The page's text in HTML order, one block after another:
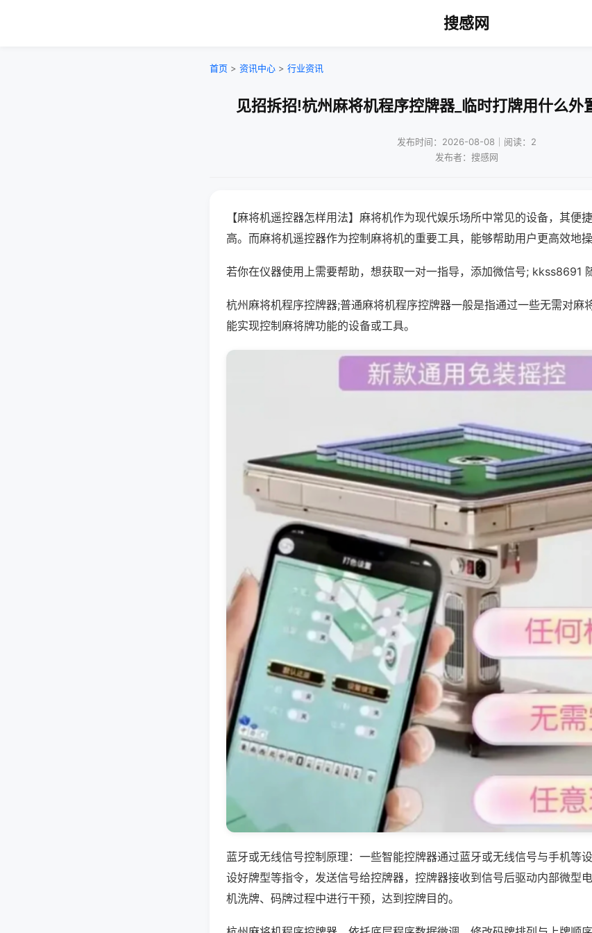
搜感网
首页 > 资讯中心 > 行业资讯
见招拆招!杭州麻将机程序控牌器_临时打牌用什么外
发布时间：2026-08-08｜阅读：2
发布者：搜感网
【麻将机遥控器怎样用法】麻将机作为现代娱乐场所中常见的设备，其便
高。而麻将机遥控器作为控制麻将机的重要工具，能够帮助用户更高效地操
若你在仪器使用上需要帮助，想获取一对一指导，添加微信号; kkss8691
杭州麻将机程序控牌器;普通麻将机程序控牌器一般是指通过一些无需对麻
能实现控制麻将牌功能的设备或工具。
蓝牙或无线信号控制原理：一些智能控牌器通过蓝牙或无线信号与手机等
设好牌型等指令，发送信号给控牌器，控牌器接收到信号后驱动内部微型
机洗牌、码牌过程中进行干预，达到控牌目的。